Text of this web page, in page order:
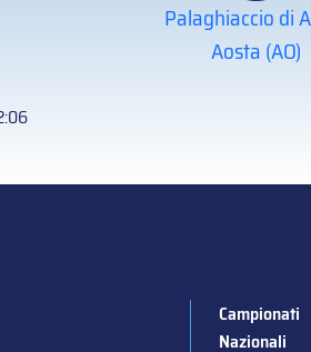
Palaghiaccio di
Aosta (AO)
Campionati
Nazionali